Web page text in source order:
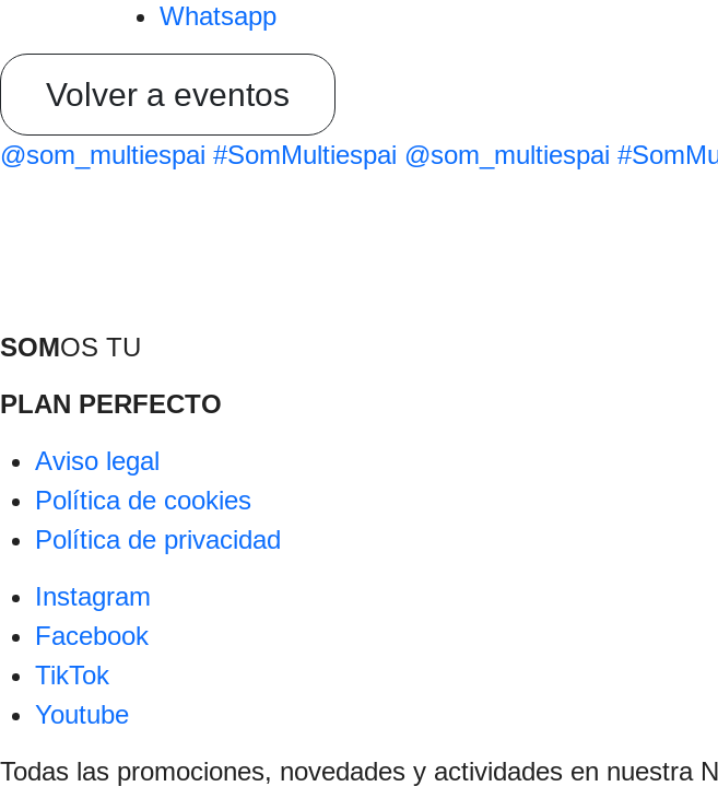
Whatsapp
Volver a eventos
@som_multiespai #SomMultiespai @som_multiespai
SOMOS TU
PLAN PERFECTO
Aviso legal
Política de cookies
Política de privacidad
Instagram
Facebook
TikTok
Youtube
Todas las promociones, novedades y actividades en nuestra